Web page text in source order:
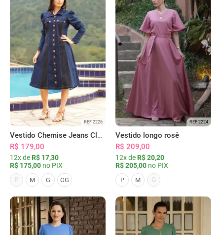
REF 2226
Vestido Chemise Jeans Clássica Serena
R$ 179,00
12x de R$ 17,30
R$ 175,00 no PIX
P
M G GG
REF 2224
Vestido longo rosê
R$ 209,00
12x de R$ 20,20
R$ 205,00 no PIX
P M G